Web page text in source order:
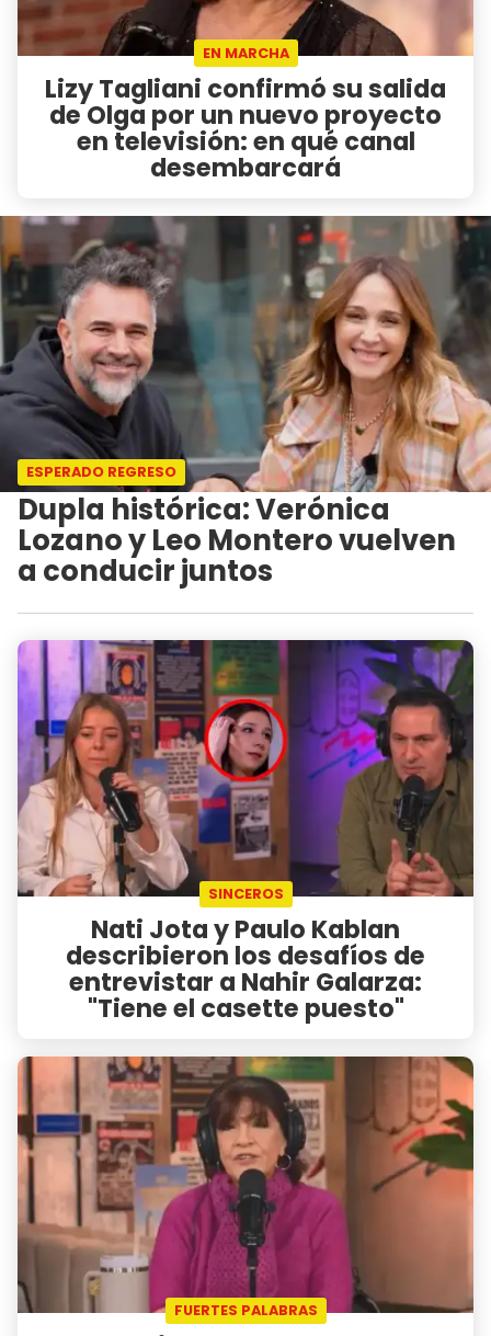
EN MARCHA
Lizy Tagliani confirmó su salida
de Olga por un nuevo proyecto
en televisión: en qué canal
desembarcará
ESPERADO REGRESO
Dupla histórica: Verónica
Lozano y Leo Montero vuelven
a conducir juntos
SINCEROS
Nati Jota y Paulo Kablan
describieron los desafíos de
entrevistar a Nahir Galarza:
"Tiene el casette puesto"
FUERTES PALABRAS